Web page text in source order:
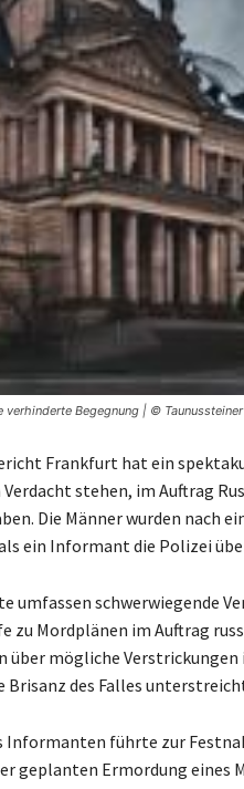
Begegnung | ©
Frankfurt hat ein
stehen, im Auftrag
Die Männer wurden nach
ein Informant die Polizei
umfassen schwerwiegende
zu Mordplänen im Auftrag
über mögliche Verstrickungen
Brisanz des Falles
Informanten führte zur
geplanten Ermordung eines